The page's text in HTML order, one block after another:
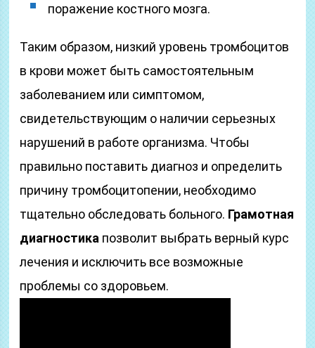
поражение костного мозга.
Таким образом, низкий уровень тромбоцитов
в крови может быть самостоятельным
заболеванием или симптомом,
свидетельствующим о наличии серьезных
нарушений в работе организма. Чтобы
правильно поставить диагноз и определить
причину тромбоцитопении, необходимо
тщательно обследовать больного. Грамотная
диагностика позволит выбрать верный курс
лечения и исключить все возможные
проблемы со здоровьем.